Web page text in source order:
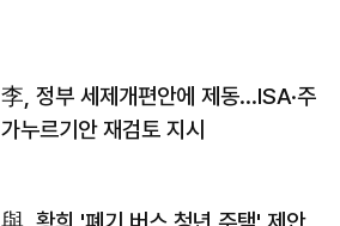
李, 정부 세제개편안에 제동…ISA·주
가누르기안 재검토 지시